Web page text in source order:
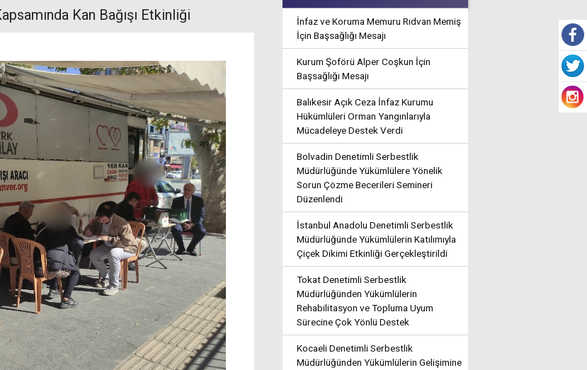
Kan Bağışı Etkinliği
İnfaz ve Koruma Memuru Rıdvan Memiş
İçin Başsağlığı Mesajı
Kurum Şoförü Alper Coşkun İçin
Başsağlığı Mesajı
Balıkesir Açık Ceza İnfaz Kurumu
Hükümlüleri Orman Yangınlarıyla
Mücadeleye Destek Verdi
Bolvadin Denetimli Serbestlik
Müdürlüğünde Yükümlülere Yönelik
Sorun Çözme Becerileri Semineri
Düzenlendi
İstanbul Anadolu Denetimli Serbestlik
Müdürlüğünde Yükümlülerin Katılımıyla
Çiçek Dikimi Etkinliği Gerçekleştirildi
Tokat Denetimli Serbestlik
Müdürlüğünden Yükümlülerin
Rehabilitasyon ve Topluma Uyum
Sürecine Çok Yönlü Destek
Kocaeli Denetimli Serbestlik
Müdürlüğünden Yükümlülerin Gelişimine